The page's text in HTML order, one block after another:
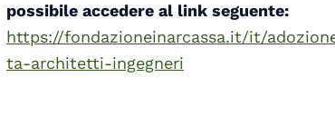
possibile accedere al link seguente:
https://fondazioneinarcassa.it/it/
ta-architetti-ingegneri